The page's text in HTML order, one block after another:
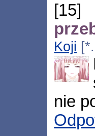
[15]
Koji
nie